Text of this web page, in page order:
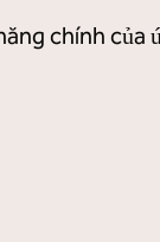
chính của